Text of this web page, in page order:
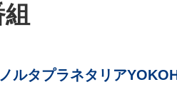
ルタプラネタリア